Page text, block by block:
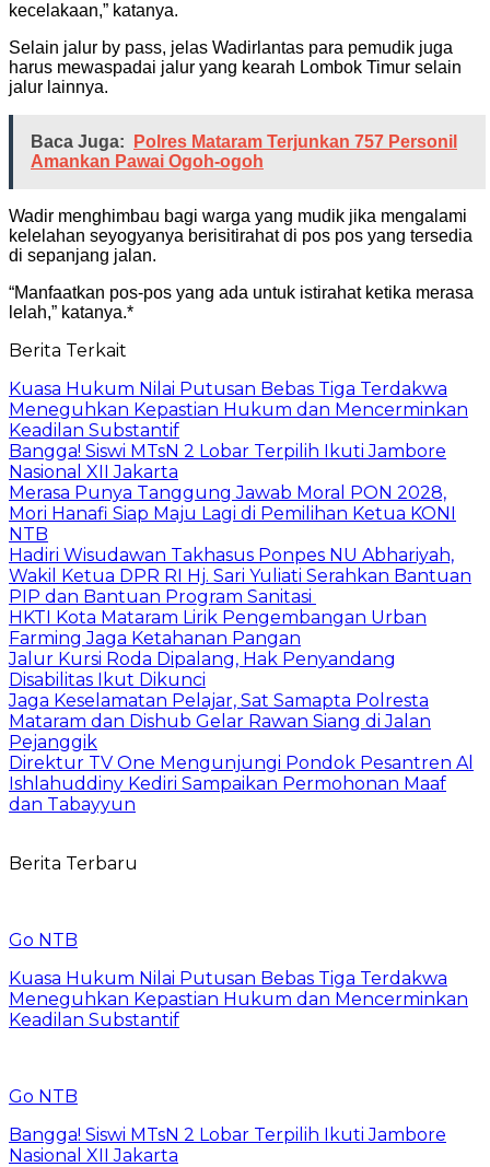
kecelakaan,” katanya.
Selain jalur by pass, jelas Wadirlantas para pemudik juga
harus mewaspadai jalur yang kearah Lombok Timur selain
jalur lainnya.
Baca Juga:
Polres Mataram Terjunkan 757 Personil
Amankan Pawai Ogoh-ogoh
Wadir menghimbau bagi warga yang mudik jika mengalami
kelelahan seyogyanya berisitirahat di pos pos yang tersedia
di sepanjang jalan.
“Manfaatkan pos-pos yang ada untuk istirahat ketika merasa
lelah,” katanya.*
Berita Terkait
Kuasa Hukum Nilai Putusan Bebas Tiga Terdakwa
Meneguhkan Kepastian Hukum dan Mencerminkan
Keadilan Substantif
Bangga! Siswi MTsN 2 Lobar Terpilih Ikuti Jambore
Nasional XII Jakarta
Merasa Punya Tanggung Jawab Moral PON 2028,
Mori Hanafi Siap Maju Lagi di Pemilihan Ketua KONI
NTB
Hadiri Wisudawan Takhasus Ponpes NU Abhariyah,
Wakil Ketua DPR RI Hj. Sari Yuliati Serahkan Bantuan
PIP dan Bantuan Program Sanitasi
HKTI Kota Mataram Lirik Pengembangan Urban
Farming Jaga Ketahanan Pangan
Jalur Kursi Roda Dipalang, Hak Penyandang
Disabilitas Ikut Dikunci
Jaga Keselamatan Pelajar, Sat Samapta Polresta
Mataram dan Dishub Gelar Rawan Siang di Jalan
Pejanggik
Direktur TV One Mengunjungi Pondok Pesantren Al
Ishlahuddiny Kediri Sampaikan Permohonan Maaf
dan Tabayyun
Berita Terbaru
Go NTB
Kuasa Hukum Nilai Putusan Bebas Tiga Terdakwa
Meneguhkan Kepastian Hukum dan Mencerminkan
Keadilan Substantif
Go NTB
Bangga! Siswi MTsN 2 Lobar Terpilih Ikuti Jambore
Nasional XII Jakarta